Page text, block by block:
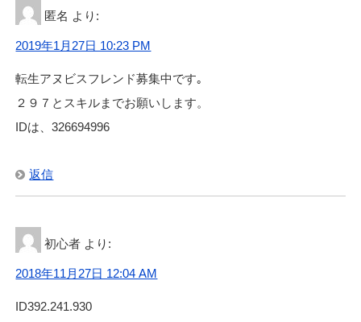
匿名 より:
2019年1月27日 10:23 PM
転生アヌビスフレンド募集中です｡
２９７とスキルまでお願いします。
IDは、326694996
返信
初心者 より:
2018年11月27日 12:04 AM
ID392.241.930